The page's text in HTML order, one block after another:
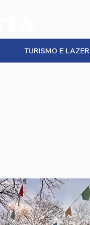
TURISMO E LAZER